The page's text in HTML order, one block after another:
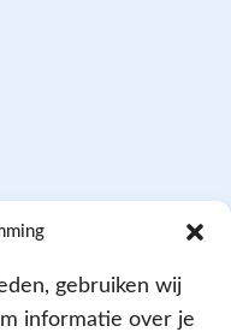
gebruiken wij
informatie over je